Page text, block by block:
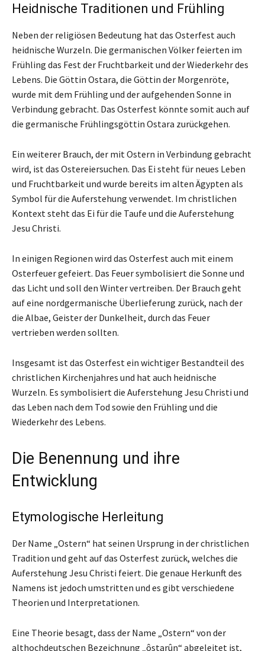
Heidnische Traditionen und Frühling
Neben der religiösen Bedeutung hat das Osterfest auch
heidnische Wurzeln. Die germanischen Völker feierten im
Frühling das Fest der Fruchtbarkeit und der Wiederkehr des
Lebens. Die Göttin Ostara, die Göttin der Morgenröte,
wurde mit dem Frühling und der aufgehenden Sonne in
Verbindung gebracht. Das Osterfest könnte somit auch auf
die germanische Frühlingsgöttin Ostara zurückgehen.
Ein weiterer Brauch, der mit Ostern in Verbindung gebracht
wird, ist das Ostereiersuchen. Das Ei steht für neues Leben
und Fruchtbarkeit und wurde bereits im alten Ägypten als
Symbol für die Auferstehung verwendet. Im christlichen
Kontext steht das Ei für die Taufe und die Auferstehung
Jesu Christi.
In einigen Regionen wird das Osterfest auch mit einem
Osterfeuer gefeiert. Das Feuer symbolisiert die Sonne und
das Licht und soll den Winter vertreiben. Der Brauch geht
auf eine nordgermanische Überlieferung zurück, nach der
die Albae, Geister der Dunkelheit, durch das Feuer
vertrieben werden sollten.
Insgesamt ist das Osterfest ein wichtiger Bestandteil des
christlichen Kirchenjahres und hat auch heidnische
Wurzeln. Es symbolisiert die Auferstehung Jesu Christi und
das Leben nach dem Tod sowie den Frühling und die
Wiederkehr des Lebens.
Die Benennung und ihre
Entwicklung
Etymologische Herleitung
Der Name „Ostern“ hat seinen Ursprung in der christlichen
Tradition und geht auf das Osterfest zurück, welches die
Auferstehung Jesu Christi feiert. Die genaue Herkunft des
Namens ist jedoch umstritten und es gibt verschiedene
Theorien und Interpretationen.
Eine Theorie besagt, dass der Name „Ostern“ von der
althochdeutschen Bezeichnung „ôstarûn“ abgeleitet ist,